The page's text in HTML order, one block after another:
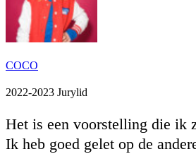
COCO
2022-2023 Jurylid
Het is een voorstelling die ik
Ik heb goed gelet op de